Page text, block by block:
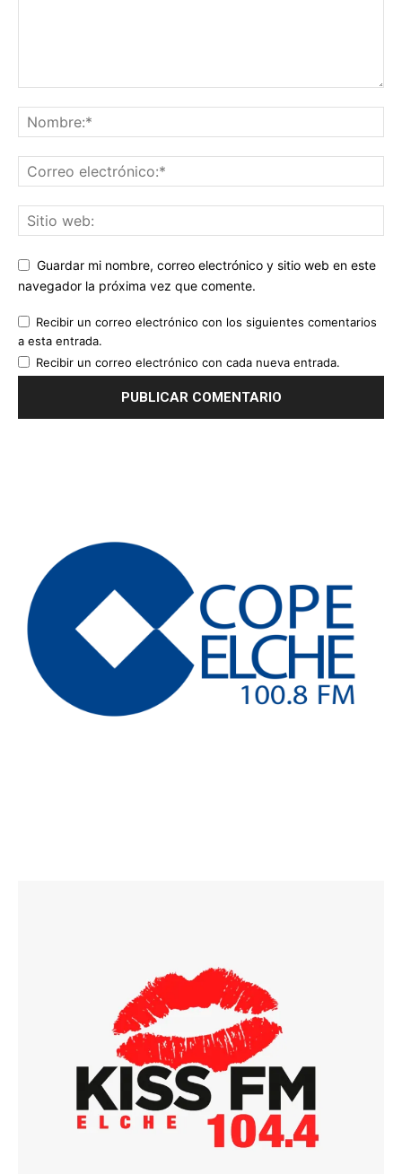
Guardar mi nombre, correo electrónico y sitio web en este
navegador la próxima vez que comente.
Recibir un correo electrónico con los siguientes comentarios
a esta entrada.
Recibir un correo electrónico con cada nueva entrada.